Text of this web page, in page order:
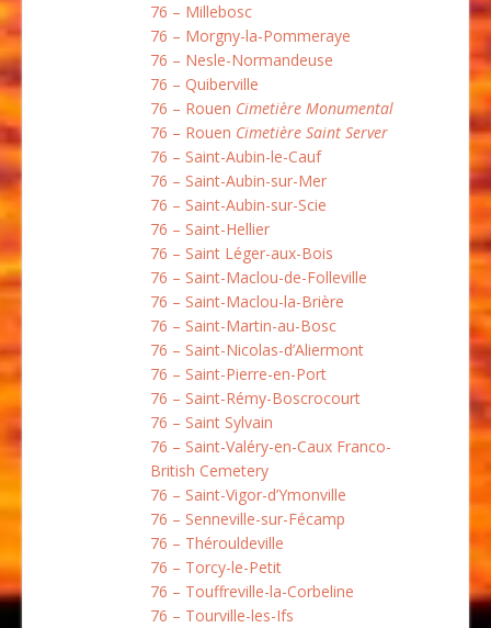
76 – Millebosc
76 – Morgny-la-Pommeraye
76 – Nesle-Normandeuse
76 – Quiberville
76 – Rouen Cimetière Monumental
76 – Rouen Cimetière Saint Server
76 – Saint-Aubin-le-Cauf
76 – Saint-Aubin-sur-Mer
76 – Saint-Aubin-sur-Scie
76 – Saint-Hellier
76 – Saint Léger-aux-Bois
76 – Saint-Maclou-de-Folleville
76 – Saint-Maclou-la-Brière
76 – Saint-Martin-au-Bosc
76 – Saint-Nicolas-d’Aliermont
76 – Saint-Pierre-en-Port
76 – Saint-Rémy-Boscrocourt
76 – Saint Sylvain
76 – Saint-Valéry-en-Caux Franco-
British Cemetery
76 – Saint-Vigor-d’Ymonville
76 – Senneville-sur-Fécamp
76 – Thérouldeville
76 – Torcy-le-Petit
76 – Touffreville-la-Corbeline
76 – Tourville-les-Ifs